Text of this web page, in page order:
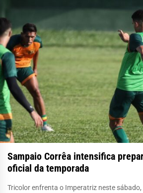
Sampaio Corrêa intensifica
oficial da temporada
Tricolor enfrenta o Imperatriz neste sábado,